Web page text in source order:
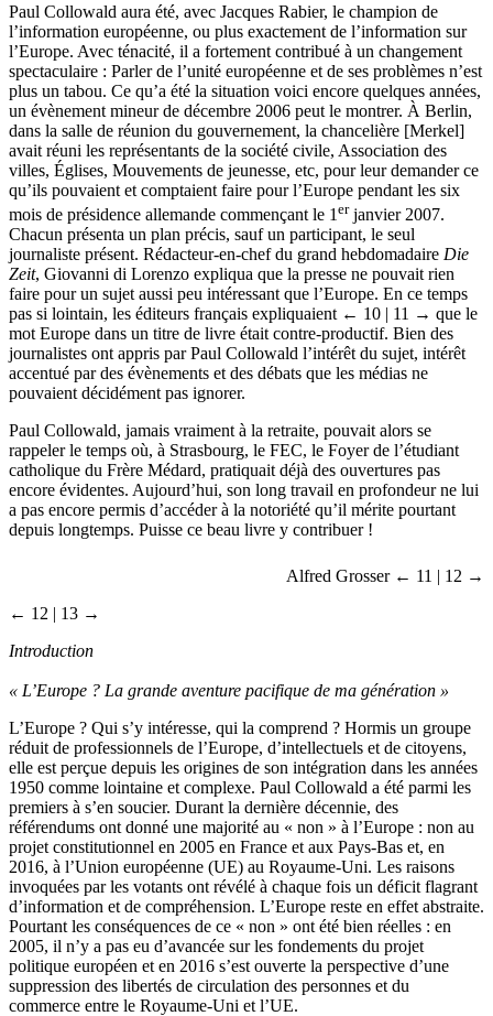
Paul Collowald aura été, avec Jacques Rabier, le champion de
l’information européenne, ou plus exactement de l’information sur
l’Europe. Avec ténacité, il a fortement contribué à un changement
spectaculaire : Parler de l’unité européenne et de ses problèmes n’est
plus un tabou. Ce qu’a été la situation voici encore quelques années,
un évènement mineur de décembre 2006 peut le montrer. À Berlin,
dans la salle de réunion du gouvernement, la chancelière [Merkel]
avait réuni les représentants de la société civile, Association des
villes, Églises, Mouvements de jeunesse, etc, pour leur demander ce
qu’ils pouvaient et comptaient faire pour l’Europe pendant les six
mois de présidence allemande commençant le 1 erjanvier 2007.
Chacun présenta un plan précis, sauf un participant, le seul
journaliste présent. Rédacteur-en-chef du grand hebdomadaire Die
Zeit, Giovanni di Lorenzo expliqua que la presse ne pouvait rien
faire pour un sujet aussi peu intéressant que l’Europe. En ce temps
pas si lointain, les éditeurs français expliquaient ← 10 | 11 → que le
mot Europe dans un titre de livre était contre-productif. Bien des
journalistes ont appris par Paul Collowald l’intérêt du sujet, intérêt
accentué par des évènements et des débats que les médias ne
pouvaient décidément pas ignorer.
Paul Collowald, jamais vraiment à la retraite, pouvait alors se
rappeler le temps où, à Strasbourg, le FEC, le Foyer de l’étudiant
catholique du Frère Médard, pratiquait déjà des ouvertures pas
encore évidentes. Aujourd’hui, son long travail en profondeur ne lui
a pas encore permis d’accéder à la notoriété qu’il mérite pourtant
depuis longtemps. Puisse ce beau livre y contribuer !
Alfred Grosser ← 11 | 12 →
← 12 | 13 →
Introduction
« L’Europe ? La grande aventure pacifique de ma génération »
L’Europe ? Qui s’y intéresse, qui la comprend ? Hormis un groupe
réduit de professionnels de l’Europe, d’intellectuels et de citoyens,
elle est perçue depuis les origines de son intégration dans les années
1950 comme lointaine et complexe. Paul Collowald a été parmi les
premiers à s’en soucier. Durant la dernière décennie, des
référendums ont donné une majorité au « non » à l’Europe : non au
projet constitutionnel en 2005 en France et aux Pays-Bas et, en
2016, à l’Union européenne (UE) au Royaume-Uni. Les raisons
invoquées par les votants ont révélé à chaque fois un déficit flagrant
d’information et de compréhension. L’Europe reste en effet abstraite.
Pourtant les conséquences de ce « non » ont été bien réelles : en
2005, il n’y a pas eu d’avancée sur les fondements du projet
politique européen et en 2016 s’est ouverte la perspective d’une
suppression des libertés de circulation des personnes et du
commerce entre le Royaume-Uni et l’UE.